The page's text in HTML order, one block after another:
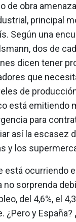
de obra
principal
Según una
dos de
dicen tener
que
de
está emitiendo
para
así la escasez
y los
está ocurriendo
no sorprenda
del 4,6%, el
¿Pero y España?